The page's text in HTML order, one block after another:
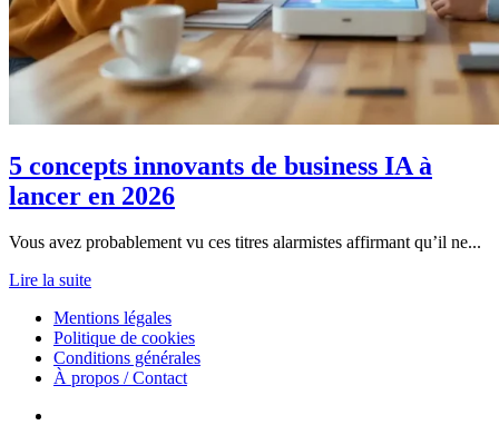
5 concepts innovants de business IA à
lancer en 2026
Vous avez probablement vu ces titres alarmistes affirmant qu’il ne...
Lire la suite
Mentions légales
Politique de cookies
Conditions générales
À propos / Contact